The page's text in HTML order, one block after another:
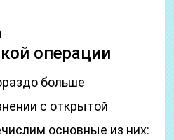
операции
больше
с открытой
основные из них: